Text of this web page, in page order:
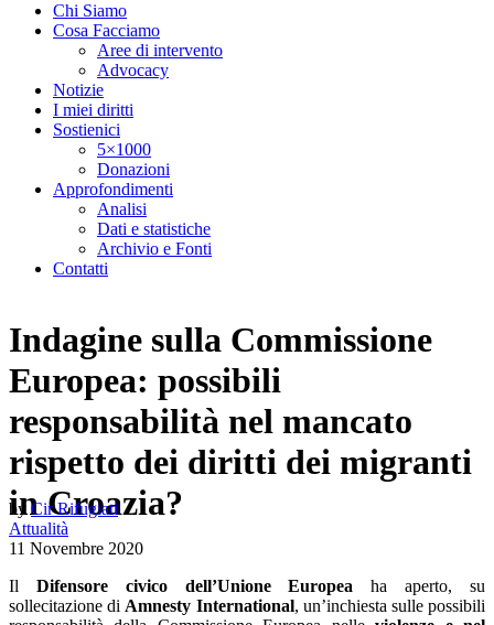
Chi Siamo
Cosa Facciamo
Aree di intervento
Advocacy
Notizie
I miei diritti
Sostienici
5×1000
Donazioni
Approfondimenti
Analisi
Dati e statistiche
Archivio e Fonti
Contatti
Indagine sulla Commissione
Europea: possibili
responsabilità nel mancato
rispetto dei diritti dei migranti
in Croazia?
byCir Rifugiati
Attualità
11 Novembre 2020
Il Difensore civico dell’Unione Europea ha aperto, su
sollecitazione di Amnesty International, un’inchiesta sulle possibili